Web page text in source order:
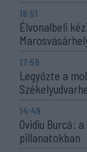
18:51
Élvonalbeli
17:59
Legyőzte a
14:49
Ovidiu Burcă:
pillanatokban